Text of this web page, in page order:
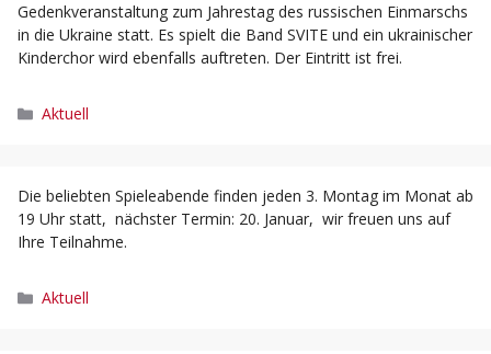
Gedenkveranstaltung zum Jahrestag des russischen Einmarschs
in die Ukraine statt. Es spielt die Band SVITE und ein ukrainischer
Kinderchor wird ebenfalls auftreten. Der Eintritt ist frei.
Kategorien
Aktuell
Die beliebten Spieleabende finden jeden 3. Montag im Monat ab
19 Uhr statt, nächster Termin: 20. Januar, wir freuen uns auf
Ihre Teilnahme.
Kategorien
Aktuell